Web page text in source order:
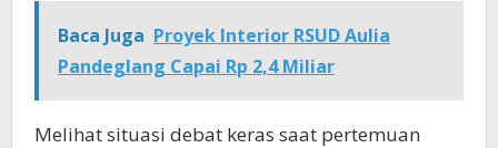
Baca Juga Proyek Interior RSUD Aulia
Pandeglang Capai Rp 2,4 Miliar
Melihat situasi debat keras saat pertemuan